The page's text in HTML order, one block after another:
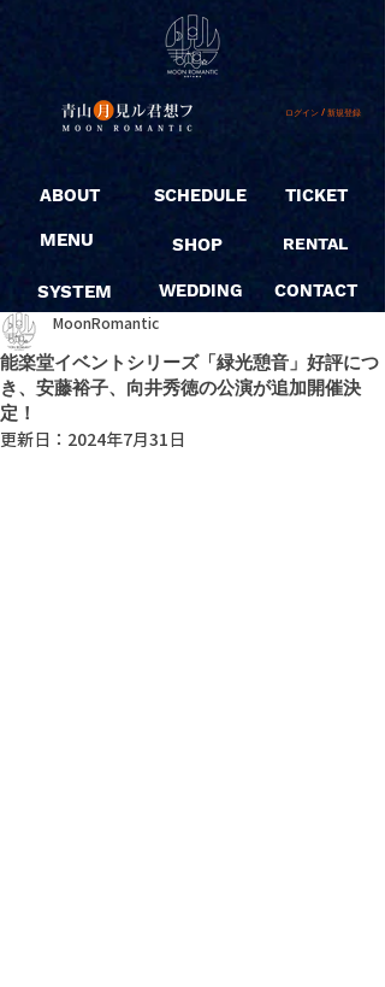
ログイン / 新規登録
ABOUT
MENU
SYSTEM
SCHEDULE
SHOP
WEDDING
TICKET
RENTAL
CONTACT
能楽堂イベントシリーズ「緑光憩音」好評につ
き、安藤裕子、向井秀徳の公演が追加開催決
定！
MoonRomantic
更新日： 2024年7月31日